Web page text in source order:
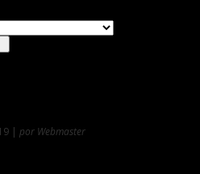
| por Webmaster